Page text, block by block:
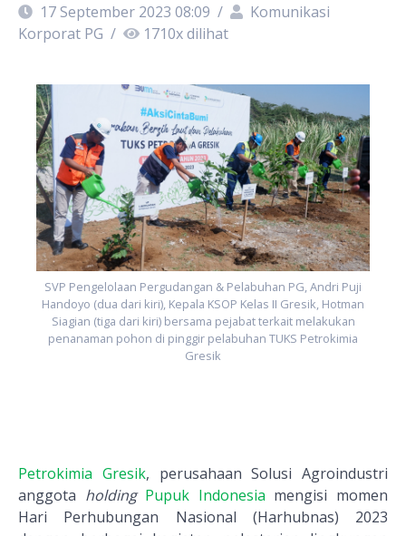
17 September 2023 08:09 /
Komunikasi
Korporat PG / 1710x dilihat
SVP Pengelolaan Pergudangan & Pelabuhan PG, Andri Puji
Handoyo (dua dari kiri), Kepala KSOP Kelas II Gresik, Hotman
Siagian (tiga dari kiri) bersama pejabat terkait melakukan
penanaman pohon di pinggir pelabuhan TUKS Petrokimia
Gresik
Petrokimia Gresik, perusahaan Solusi Agroindustri
anggota holding Pupuk Indonesia mengisi momen
Hari Perhubungan Nasional (Harhubnas) 2023